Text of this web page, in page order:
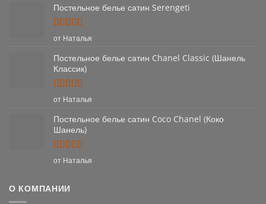
Постельное белье сатин Serengeti
Оценка5
от Наталья
Постельное белье сатин Chanel Classic (Шанель
Классик)
Оценка5
от Наталья
Постельное белье сатин Coco Chanel (Коко
Шанель)
Оценка5
от Наталья
О КОМПАНИИ